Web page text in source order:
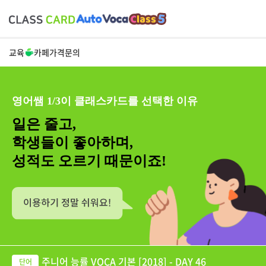
교육 카페가격문의
영어쌤 1/3이 클래스카드를 선택한 이유
일은 줄고,
학생들이 좋아하며,
성적도 오르기 때문이죠!
주니어 능률 VOCA 기본 [2018] - DAY 46